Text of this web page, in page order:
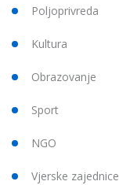
Poljoprivreda
Kultura
Obrazovanje
Sport
NGO
Vjerske zajednice